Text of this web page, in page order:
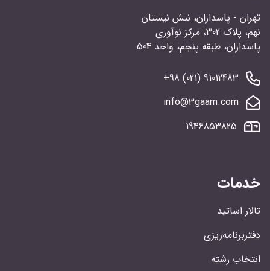
تهران - پاسداران، نبش نیستان
نهم، پلاک 302، مرکز نوآوری
پاسداران، طبقه پنجم، واحد 504
91012483 (021) 98+
info@3gaam.com
1946853825
خدمات
تالار اساتید
دفتربرنامه‌ریزی
انتخاب رشته